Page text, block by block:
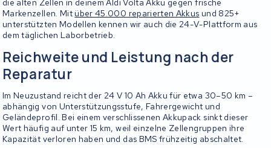
die alten Zellen in deinem Aldi Volta Akku gegen frische
Markenzellen. Mitüber 45.000 reparierten Akkus und 825+
unterstützten Modellen kennen wir auch die 24-V-Plattform aus
dem täglichen Laborbetrieb.
Reichweite und Leistung nach der
Reparatur
Im Neuzustand reicht der 24 V 10 Ah Akku für etwa 30–50 km –
abhängig von Unterstützungsstufe, Fahrergewicht und
Geländeprofil. Bei einem verschlissenen Akkupack sinkt dieser
Wert häufig auf unter 15 km, weil einzelne Zellengruppen ihre
Kapazität verloren haben und das BMS frühzeitig abschaltet.